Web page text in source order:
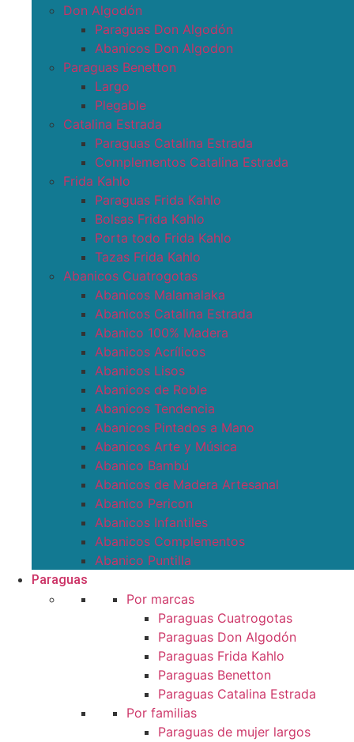
Don Algodón
Paraguas Don Algodón
Abanicos Don Algodon
Paraguas Benetton
Largo
Plegable
Catalina Estrada
Paraguas Catalina Estrada
Complementos Catalina Estrada
Frida Kahlo
Paraguas Frida Kahlo
Bolsas Frida Kahlo
Porta todo Frida Kahlo
Tazas Frida Kahlo
Abanicos Cuatrogotas
Abanicos Malamalaka
Abanicos Catalina Estrada
Abanico 100% Madera
Abanicos Acrílicos
Abanicos Lisos
Abanicos de Roble
Abanicos Tendencia
Abanicos Pintados a Mano
Abanicos Arte y Música
Abanico Bambú
Abanicos de Madera Artesanal
Abanico Pericon
Abanicos Infantiles
Abanicos Complementos
Abanico Puntilla
Paraguas
Por marcas
Paraguas Cuatrogotas
Paraguas Don Algodón
Paraguas Frida Kahlo
Paraguas Benetton
Paraguas Catalina Estrada
Por familias
Paraguas de mujer largos